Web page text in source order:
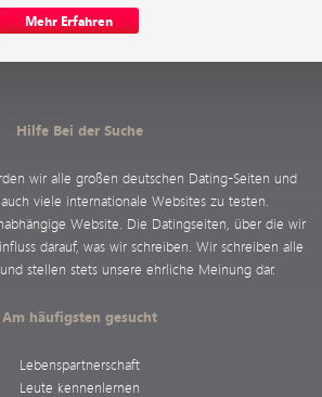
Mehr Erfahren
Hilfe Bei der Suche
wir alle großen deutschen Dating-Seiten und
viele internationale Websites zu testen.
Website. Die Datingseiten, über die wir
darauf, was wir schreiben. Wir schreiben alle
stellen stets unsere ehrliche Meinung dar.
Am häufigsten gesucht
Lebenspartnerschaft
Leute kennenlernen